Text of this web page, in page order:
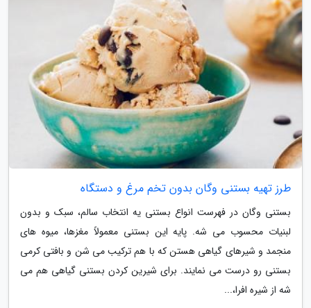
طرز تهیه بستنی وگان بدون تخم مرغ و دستگاه
بستنی وگان در فهرست انواع بستنی یه انتخاب سالم، سبک و بدون
لبنیات محسوب می شه. پایه این بستنی معمولاً مغزها، میوه های
منجمد و شیرهای گیاهی هستن که با هم ترکیب می شن و بافتی کرمی
بستنی رو درست می نمایند. برای شیرین کردن بستنی گیاهی هم می
شه از شیره افرا،...